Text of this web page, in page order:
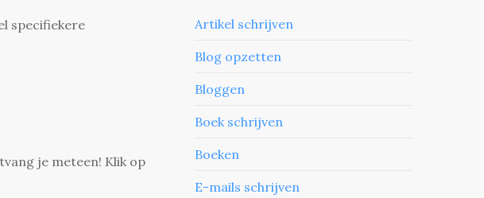
specifiekere
je meteen! Klik op
Artikel schrijven
Blog opzetten
Bloggen
Boek schrijven
Boeken
E-mails schrijven